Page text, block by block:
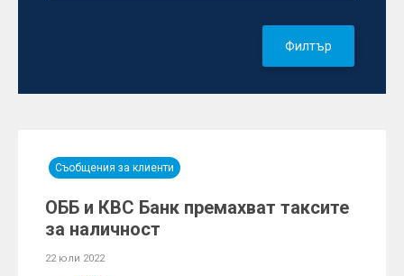
Филтър
Съобщения за клиенти
ОББ и КВС Банк премахват таксите
за наличност
22 юли 2022